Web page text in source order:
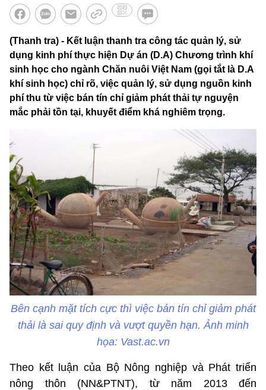
(Thanh tra) - Kết luận thanh tra công tác quản lý, sử
dụng kinh phí thực hiện Dự án (D.A) Chương trình khí
sinh học cho ngành Chăn nuôi Việt Nam (gọi tắt là D.A
khí sinh học) chỉ rõ, việc quản lý, sử dụng nguồn kinh
phí thu từ việc bán tín chỉ giảm phát thải tự nguyện
mắc phải tồn tại, khuyết điểm khá nghiêm trọng.
Bên cạnh mặt tích cực thì việc bán tín chỉ giảm phát
thải là sai quy định và vượt quyền hạn. Ảnh minh
họa: Vast.ac.vn
Theo kết luận của Bộ Nông nghiệp và Phát triển
nông thôn (NN&PTNT), từ năm 2013 đến